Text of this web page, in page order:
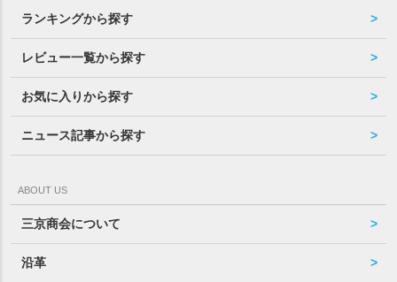
ランキングから探す
レビュー一覧から探す
お気に入りから探す
ニュース記事から探す
ABOUT US
三京商会について
沿革